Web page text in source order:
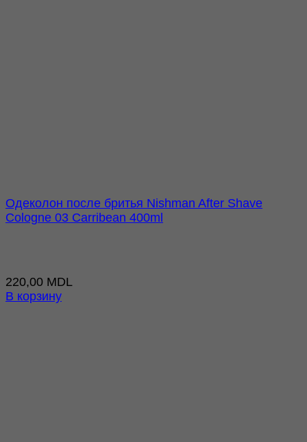
Одеколон после бритья Nishman After Shave
Cologne 03 Carribean 400ml
220,00 MDL
В корзину